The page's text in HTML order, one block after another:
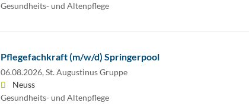
Gesundheits- und Altenpflege
Pflegefachkraft (m/w/d) Springerpool
06.08.2026, St. Augustinus Gruppe
Neuss
Gesundheits- und Altenpflege